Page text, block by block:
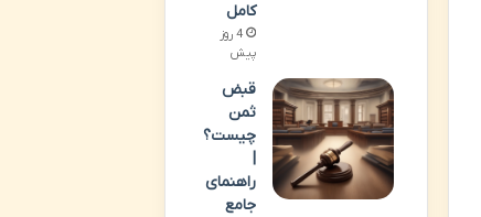
کامل
4 روز
پیش
قبض
ثمن
چیست؟
|
راهنمای
جامع